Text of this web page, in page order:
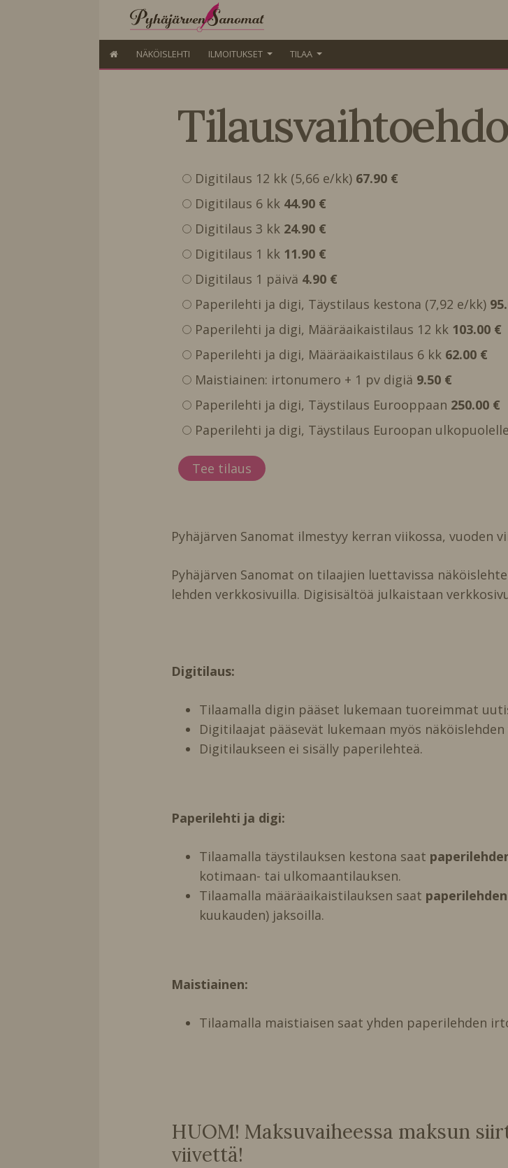
NÄKÖISLEHTI ILMOITUKSET TILAA
Digitilaus 12 kk (5,66 e/kk) 67.90 €
Digitilaus 6 kk 44.90 €
Digitilaus 3 kk 24.90 €
Digitilaus 1 kk 11.90 €
Digitilaus 1 päivä 4.90 €
Paperilehti ja digi, Täystilaus kestona (7,92 e/kk)
Paperilehti ja digi, Määräaikaistilaus 12 kk 103.00 €
Paperilehti ja digi, Määräaikaistilaus 6 kk 62.00 €
Maistiainen: irtonumero + 1 pv digiä 9.50 €
Paperilehti ja digi, Täystilaus Eurooppaan 250.00 €
Paperilehti ja digi, Täystilaus Euroopan ulkopuolelle
Pyhäjärven Sanomat ilmestyy kerran viikossa, vuoden
Pyhäjärven Sanomat on tilaajien luettavissa
lehden verkkosivuilla. Digisisältöä julkaistaan
Digitilaus:
Tilaamalla digin pääset lukemaan tuoreimmat
Digitilaajat pääsevät lukemaan myös näköislehden
Digitilaukseen ei sisälly paperilehteä.
Paperilehti ja digi:
Tilaamalla täystilauksen kestona saat
kotimaan- tai ulkomaantilauksen.
Tilaamalla määräaikaistilauksen saat
kuukauden) jaksoilla.
Maistiainen:
Tilaamalla maistiaisen saat yhden paperilehden
HUOM! Maksuvaiheessa maksun
viivettä!